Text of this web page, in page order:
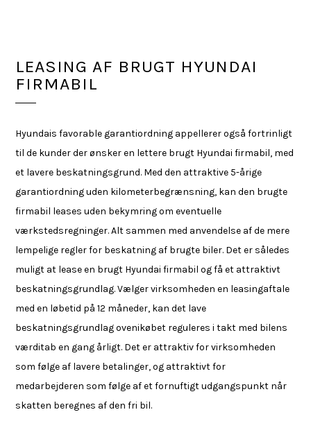
LEASING AF BRUGT HYUNDAI
FIRMABIL
Hyundais favorable garantiordning appellerer også fortrinligt
til de kunder der ønsker en lettere brugt Hyundai firmabil, med
et lavere beskatningsgrund. Med den attraktive 5-årige
garantiordning uden kilometerbegrænsning, kan den brugte
firmabil leases uden bekymring om eventuelle
værkstedsregninger. Alt sammen med anvendelse af de mere
lempelige regler for beskatning af brugte biler. Det er således
muligt at lease en brugt Hyundai firmabil og få et attraktivt
beskatningsgrundlag. Vælger virksomheden en leasingaftale
med en løbetid på 12 måneder, kan det lave
beskatningsgrundlag ovenikøbet reguleres i takt med bilens
værditab en gang årligt. Det er attraktiv for virksomheden
som følge af lavere betalinger, og attraktivt for
medarbejderen som følge af et fornuftigt udgangspunkt når
skatten beregnes af den fri bil.